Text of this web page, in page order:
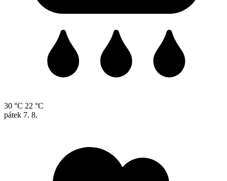
30 °C 22 °C
pátek 7. 8.